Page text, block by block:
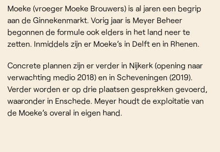
Moeke (vroeger Moeke Brouwers) is al jaren een begrip
aan de Ginnekenmarkt. Vorig jaar is Meyer Beheer
begonnen de formule ook elders in het land neer te
zetten. Inmiddels zijn er Moeke’s in Delft en in Rhenen.
Concrete plannen zijn er verder in Nijkerk (opening naar
verwachting medio 2018) en in Scheveningen (2019).
Verder worden er op drie plaatsen gesprekken gevoerd,
waaronder in Enschede. Meyer houdt de exploitatie van
de Moeke’s overal in eigen hand.